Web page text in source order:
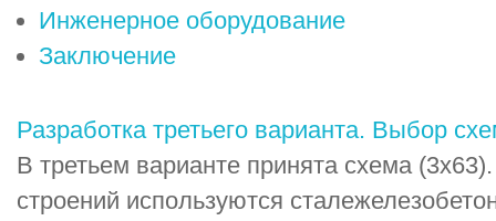
Инженерное оборудование
Заключение
Разработка третьего варианта. Выбор
В третьем варианте принята схема
строений используются